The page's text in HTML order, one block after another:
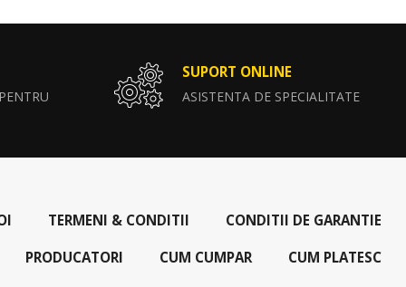
SUPORT ONLINE
ASISTENTA DE SPECIALITATE
TERMENI & CONDITII CONDITII DE GARANTIE
PRODUCATORI CUM CUMPAR CUM PLATESC